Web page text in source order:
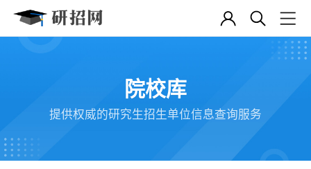
院校库
提供权威的研究生招生单位信息查询服务